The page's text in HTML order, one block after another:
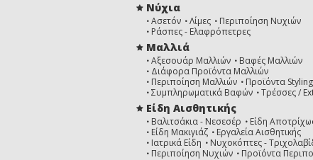
Νύχια
Ασετόν Λίμες
Περιποίηση Νυχιών
Ράσπες - Ελαφρόπετρες
Μαλλιά
Αξεσουάρ Μαλλιών
Βαφές Μαλλιών
Διάφορα Προϊόντα Μαλλιών
Περιποίηση Μαλλιών
Προϊόντα Styling
Συμπληρωματικά Βαφών
Τρέσσες /
Είδη Αισθητικής
Βαλιτσάκια - Νεσεσέρ
Είδη
Είδη Μακιγιάζ
Εργαλεία Αισθητικής
Ιατρικά Είδη
Νυχοκόπτες -
Περιποίηση Νυχιών
Προϊόντα